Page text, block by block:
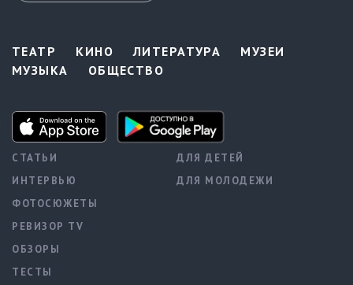
ТЕАТР КИНО ЛИТЕРАТУРА
МУЗЕИ
МУЗЫКА
ОБЩЕСТВО
СТАТЬИ
ИНТЕРВЬЮ
ФОТОСЮЖЕТЫ
РЕВИЗОР TV
ОБЗОРЫ
ТЕСТЫ
ДЛЯ ДЕТЕЙ
ДЛЯ МОЛОДЕЖИ